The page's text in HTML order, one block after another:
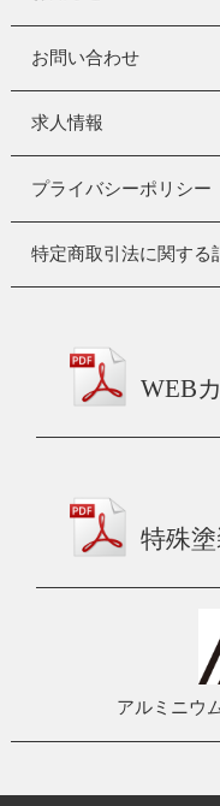
お問い合わせ
求人情報
プライバシーポリシー
特定商取引法に関する
WEB
特殊
アルミニウ